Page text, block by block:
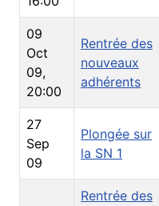
09
Oct
09,
20:00
Rentrée des
nouveaux
adhérents
27
Sep
09
Plongée sur
la SN 1
Rentrée des